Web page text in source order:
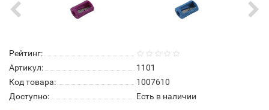
Рейтинг:
Артикул:
1101
Код товара:
1007610
Доступно:
Есть в наличии